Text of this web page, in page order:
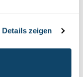
Details zeigen